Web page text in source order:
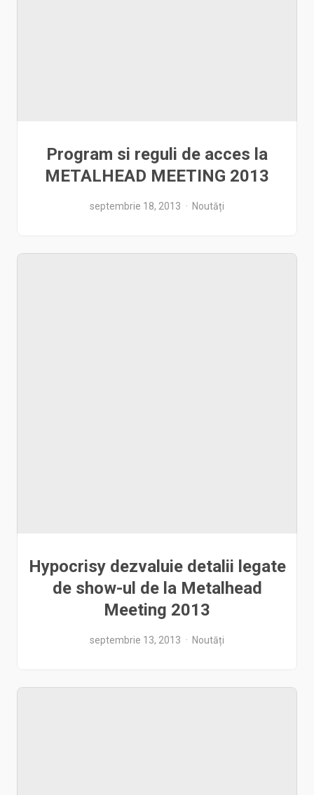
Program si reguli de acces la
METALHEAD MEETING 2013
septembrie 18, 2013 Noutăți
Hypocrisy dezvaluie detalii legate
de show-ul de la Metalhead
Meeting 2013
septembrie 13, 2013 Noutăți